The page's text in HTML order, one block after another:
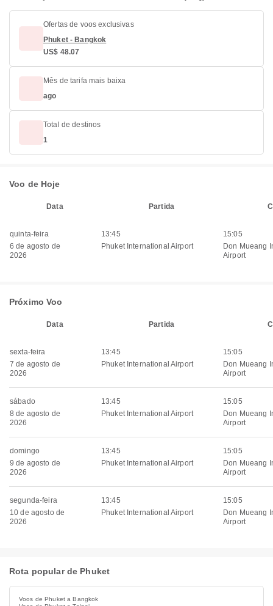
Ofertas de voos exclusivas
Phuket - Bangkok
US$ 48.07
Mês de tarifa mais baixa
ago
Total de destinos
1
Voo de Hoje
Data Partida
quinta-feira
6 de agosto de
2026
13:45
Phuket International Airport
15:05
Don Mueang
Airport
Próximo Voo
Data Partida
sexta-feira
7 de agosto de
2026
13:45
Phuket International Airport
15:05
Don Mueang
Airport
sábado
8 de agosto de
2026
13:45
Phuket International Airport
15:05
Don Mueang
Airport
domingo
9 de agosto de
2026
13:45
Phuket International Airport
15:05
Don Mueang
Airport
segunda-feira
10 de agosto de
2026
13:45
Phuket International Airport
15:05
Don Mueang
Airport
Rota popular de Phuket
Voos de Phuket a Bangkok